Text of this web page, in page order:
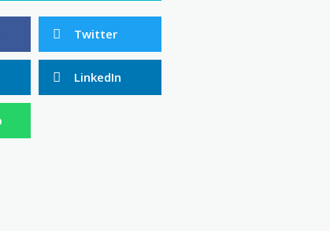
Twitter
LinkedIn